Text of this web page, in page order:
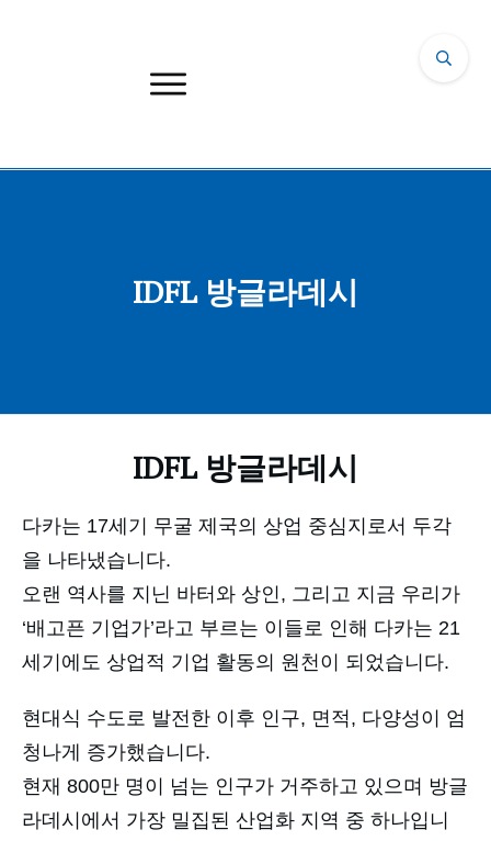
IDFL 방글라데시
IDFL 방글라데시
다카는 17세기 무굴 제국의 상업 중심지로서 두각
을 나타냈습니다.
오랜 역사를 지닌 바터와 상인, 그리고 지금 우리가
‘배고픈 기업가’라고 부르는 이들로 인해 다카는 21
세기에도 상업적 기업 활동의 원천이 되었습니다.
현대식 수도로 발전한 이후 인구, 면적, 다양성이 엄
청나게 증가했습니다.
현재 800만 명이 넘는 인구가 거주하고 있으며 방글
라데시에서 가장 밀집된 산업화 지역 중 하나입니